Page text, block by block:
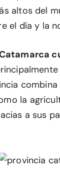
altos del
el día y la
la
a sus